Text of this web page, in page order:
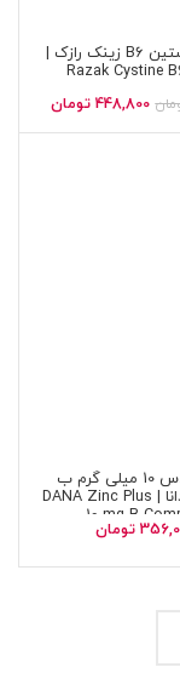
قرص سیستین B6 زینک رازک |
Razak Cystine
448,800 تومان
زینک پلاس 10 میلی گرم ب
کمپلکس دانا | DANA Zinc Plus
10 mg B
تومان